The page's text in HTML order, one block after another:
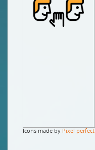
Icons made by Pixel perfect